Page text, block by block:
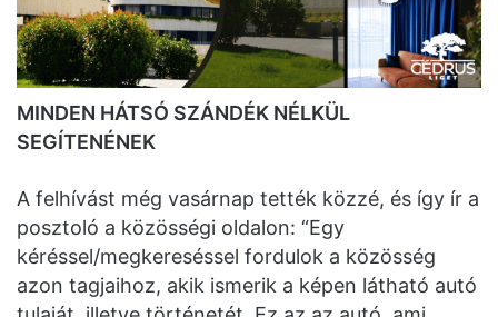
MINDEN HÁTSÓ SZÁNDÉK NÉLKÜL
SEGÍTENÉNEK
A felhívást még vasárnap tették közzé, és így ír a
posztoló a közösségi oldalon: “Egy
kéréssel/megkereséssel fordulok a közösség
azon tagjaihoz, akik ismerik a képen látható autó